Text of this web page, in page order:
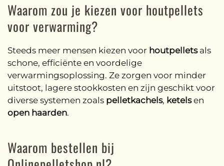
Waarom zou je kiezen voor houtpellets
voor verwarming?
Steeds meer mensen kiezen voor houtpelletsals
schone, efficiënte en voordelige
verwarmingsoplossing. Ze zorgen voor minder
uitstoot, lagere stookkosten en zijn geschikt voor
diverse systemen zoals pelletkachels, ketelsen
open haarden.
Waarom bestellen bij